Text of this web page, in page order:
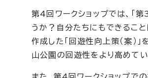
第4回ワークショップでは、「
うか？自分たちにもできること
作成した「回遊性向上策（案）
山公園の回遊性をより高めて